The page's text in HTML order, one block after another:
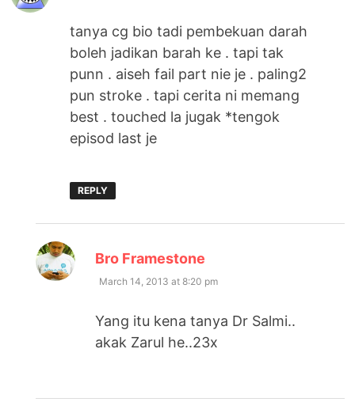
tanya cg bio tadi pembekuan darah
boleh jadikan barah ke . tapi tak
punn . aiseh fail part nie je . paling2
pun stroke . tapi cerita ni memang
best . touched la jugak *tengok
episod last je
REPLY
Bro Framestone
March 14, 2013 at 8:20 pm
Yang itu kena tanya Dr Salmi..
akak Zarul he..23x